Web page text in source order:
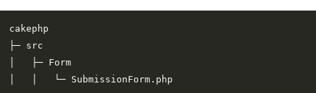
cakephp
├─ src
│   ├─ Form